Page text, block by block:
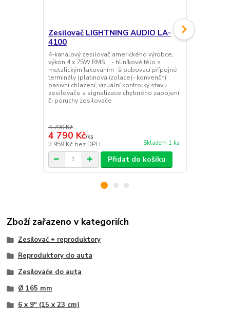
Zesilovač LIGHTNING AUDIO LA-
4100
4-kanálový zesilovač amerického výrobce,
výkon 4 x 75W RMS. - hliníkové tělo s
metalickým lakováním- šroubovací přípojné
terminály (platinová izolace)- konvenční
pasivní chlazení, vizuální kontrolky stavu
zesilovače a signalizace chybného zapojení
či poruchy zesilovače
4 790 Kč
4 790 Kč/ks
3 959 Kč bez DPH Skladem 1 ks
Přidat do košíku
Zboží zařazeno v kategoriích
Zesilovač + reproduktory
Reproduktory do auta
Zesilovače do auta
Ø 165 mm
6 x 9" (15 x 23 cm)